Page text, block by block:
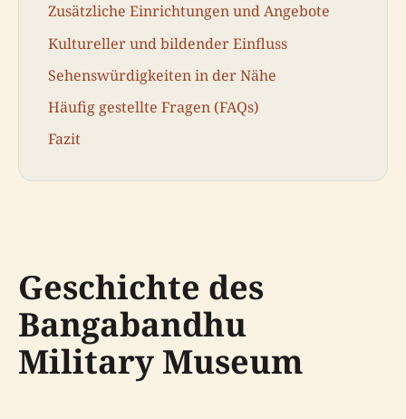
Zusätzliche Einrichtungen und Angebote
Kultureller und bildender Einfluss
Sehenswürdigkeiten in der Nähe
Häufig gestellte Fragen (FAQs)
Fazit
Geschichte des
Bangabandhu
Military Museum